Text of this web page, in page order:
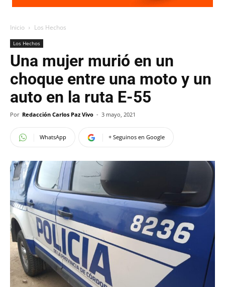
Inicio Los Hechos
Los Hechos
Una mujer murió en un
choque entre una moto y un
auto en la ruta E-55
Por Redacción Carlos Paz Vivo - 3 mayo, 2021
WhatsApp + Seguinos en Google